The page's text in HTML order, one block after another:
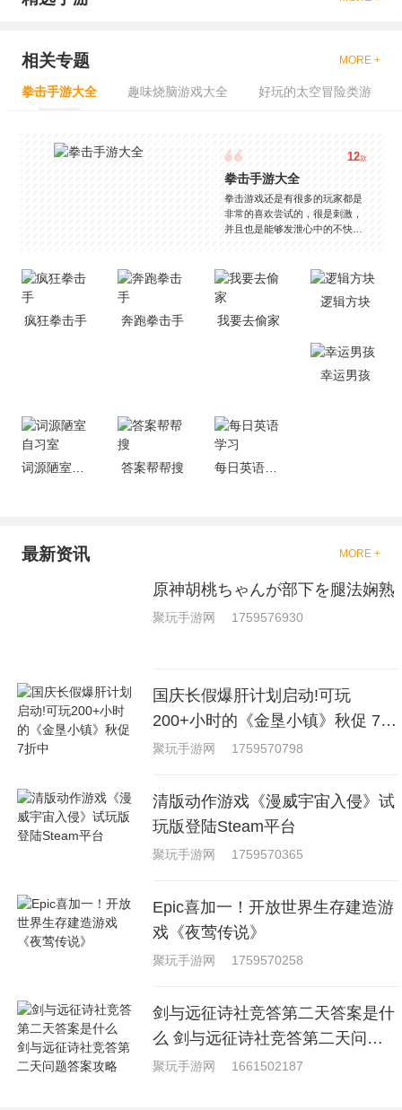
相关专题 MORE +
拳击手游大全 趣味烧脑游戏大全 好玩的太空冒险类游
12款
拳击手游大全
拳击游戏还是有很多的玩家都是
非常的喜欢尝试的，很是刺激，
并且也是能够发泄心中的不快
是一些格斗的游戏，其实是非常
的有趣，也是相当的刺激的，游
戏中是有一些不同的场景都是能
够去进行体验的，我们也是能够
就是收集了一些有意思的拳击游
戏，相信你们一定会喜欢的。
疯狂拳击手 奔跑拳击手 我要去偷家
逻辑方块
幸运男孩
答案帮帮搜 每日英语学习
最新资讯 MORE +
原神胡桃ちゃんが部下を腿法娴熟
聚玩手游网 1759576930
国庆长假爆肝计划启动!可玩
200+小时的《金垦小镇》秋促 7折
中
聚玩手游网 1759570798
清版动作游戏《漫威宇宙入侵》试
玩版登陆Steam平台
聚玩手游网 1759570365
Epic喜加一！开放世界生存建造游
戏《夜莺传说》
聚玩手游网 1759570258
剑与远征诗社竞答第二天答案是什
么 剑与远征诗社竞答第二天问题
答案攻略
聚玩手游网 1661502187